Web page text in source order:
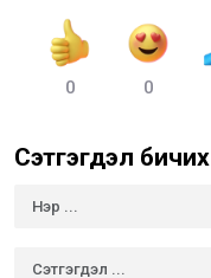
0 0
Сэтгэгдэл бичих